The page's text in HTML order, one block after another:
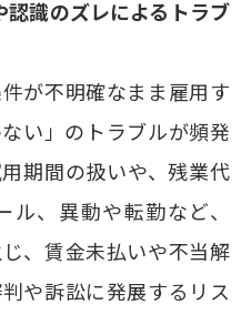
認識のズレによるトラブ
が不明確なまま雇用す
い」のトラブルが頻発
期間の扱いや、残業代
、異動や転勤など、
、賃金未払いや不当解
や訴訟に発展するリス